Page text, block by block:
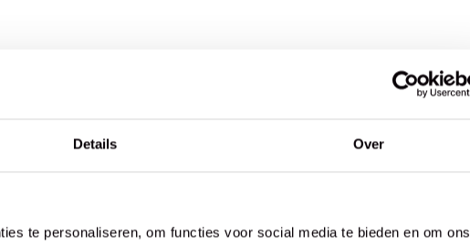
Details Over
te personaliseren, om functies voor social media te bieden en om ons